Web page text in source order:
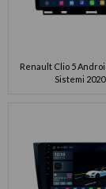
Renault Clio 5
Sistemi